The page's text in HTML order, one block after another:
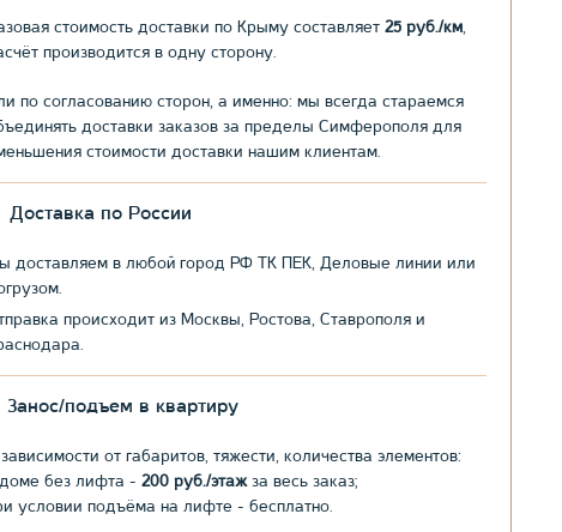
стоимость доставки по Крыму составляет 25 руб./км
производится в одну сторону.
по согласованию сторон, а именно: мы всегда стараемся
доставки заказов за пределы Симферополя для
стоимости доставки нашим клиентам.
Доставка по России
доставляем в любой город РФ ТК ПЕК, Деловые линии или
происходит из Москвы, Ростова, Ставрополя и
Занос/подъем в квартиру
от габаритов, тяжести, количества элементов:
без лифта - 200 руб./этажза весь заказ;
условии подъёма на лифте - бесплатно.